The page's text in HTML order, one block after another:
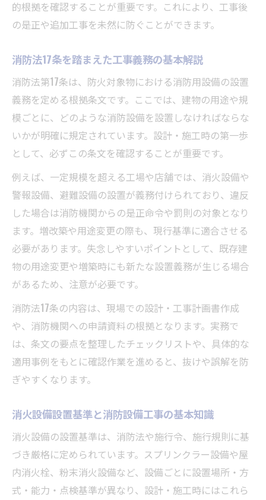
的根拠を確認することが重要です。これにより、工事後
の是正や追加工事を未然に防ぐことができます。
消防法17条を踏まえた工事義務の基本解説
消防法第17条は、防火対象物における消防用設備の設置
義務を定める根拠条文です。ここでは、建物の用途や規
模ごとに、どのような消防設備を設置しなければならな
いかが明確に規定されています。設計・施工時の第一歩
として、必ずこの条文を確認することが重要です。
例えば、一定規模を超える工場や店舗では、消火設備や
警報設備、避難設備の設置が義務付けられており、違反
した場合は消防機関からの是正命令や罰則の対象となり
ます。増改築や用途変更の際も、現行基準に適合させる
必要があります。失念しやすいポイントとして、既存建
物の用途変更や増築時にも新たな設置義務が生じる場合
があるため、注意が必要です。
消防法17条の内容は、現場での設計・工事計画書作成
や、消防機関への申請資料の根拠となります。実務で
は、条文の要点を整理したチェックリストや、具体的な
適用事例をもとに確認作業を進めると、抜けや誤解を防
ぎやすくなります。
消火設備設置基準と消防設備工事の基本知識
消火設備の設置基準は、消防法や施行令、施行規則に基
づき厳格に定められています。スプリンクラー設備や屋
内消火栓、粉末消火設備など、設備ごとに設置場所・方
式・能力・点検基準が異なり、設計・施工時にはこれら